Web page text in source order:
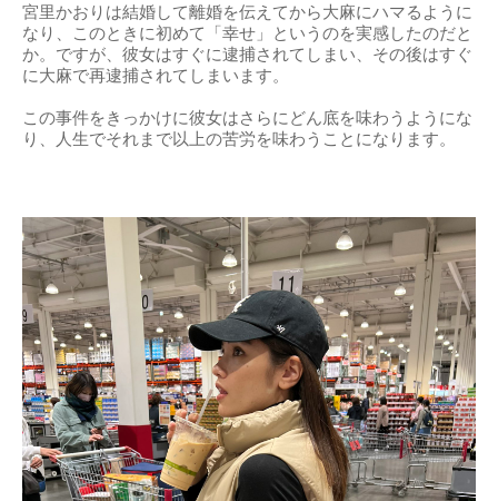
宮里かおりは結婚して離婚を伝えてから大麻にハマるように
なり、このときに初めて「幸せ」というのを実感したのだと
か。ですが、彼女はすぐに逮捕されてしまい、その後はすぐ
に大麻で再逮捕されてしまいます。
この事件をきっかけに彼女はさらにどん底を味わうようにな
り、人生でそれまで以上の苦労を味わうことになります。